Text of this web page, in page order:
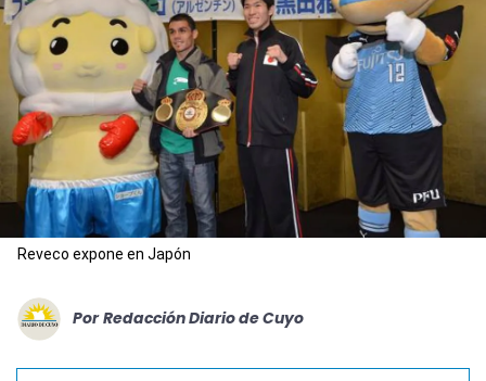
Reveco expone en Japón
Por Redacción Diario de Cuyo